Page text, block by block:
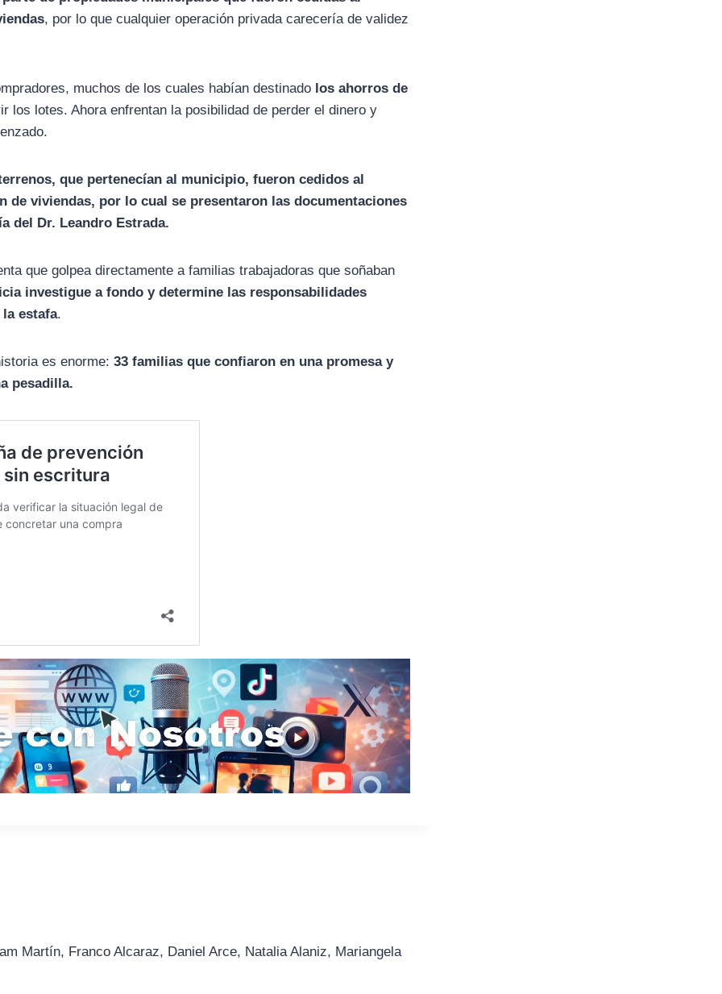
, por lo que cualquier operación privada carecería de validez
muchos de los cuales habían destinado los ahorros de
los lotes. Ahora enfrentan la posibilidad de perder el dinero y
que pertenecían al municipio, fueron cedidos al
viviendas, por lo cual se presentaron las documentaciones
del Dr. Leandro Estrada.
que golpea directamente a familias trabajadoras que soñaban
investigue a fondo y determine las responsabilidades
la estafa.
es enorme:33 familias que confiaron en una promesa y
pesadilla.
Martín, Franco Alcaraz, Daniel Arce, Natalia Alaniz, Mariangela